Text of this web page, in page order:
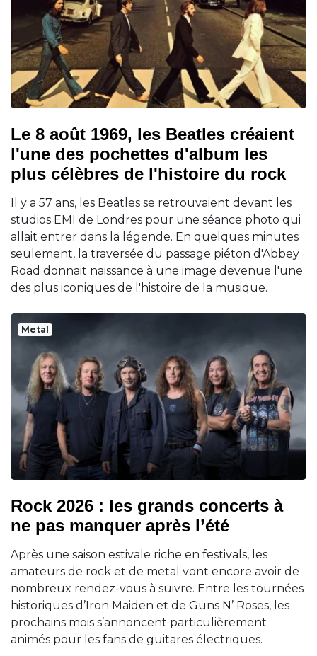
Le 8 août 1969, les Beatles créaient
l'une des pochettes d'album les
plus célèbres de l'histoire du rock
Il y a 57 ans, les Beatles se retrouvaient devant les
studios EMI de Londres pour une séance photo qui
allait entrer dans la légende. En quelques minutes
seulement, la traversée du passage piéton d'Abbey
Road donnait naissance à une image devenue l'une
des plus iconiques de l'histoire de la musique.
Metal
Rock 2026 : les grands concerts à
ne pas manquer après l’été
Après une saison estivale riche en festivals, les
amateurs de rock et de metal vont encore avoir de
nombreux rendez-vous à suivre. Entre les tournées
historiques d’Iron Maiden et de Guns N’ Roses, les
prochains mois s’annoncent particulièrement
animés pour les fans de guitares électriques.